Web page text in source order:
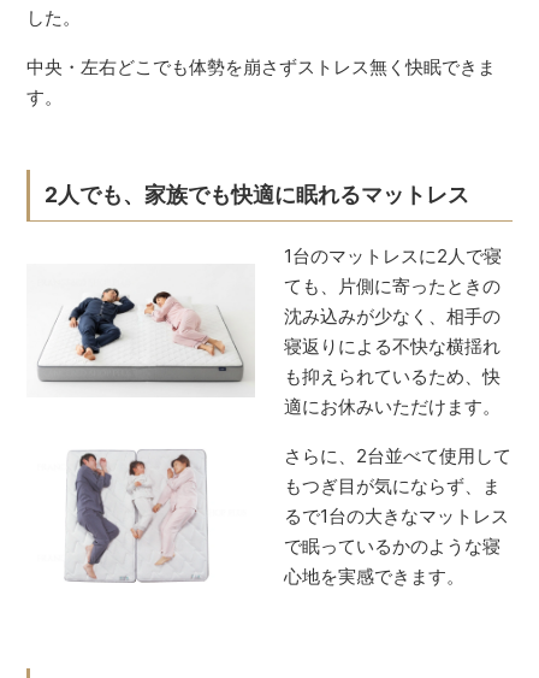
した。
中央・左右どこでも体勢を崩さずストレス無く快眠できま
す。
2人でも、家族でも快適に眠れるマットレス
1台のマットレスに2人で寝
ても、片側に寄ったときの
沈み込みが少なく、相手の
寝返りによる不快な横揺れ
も抑えられているため、快
適にお休みいただけます。
さらに、2台並べて使用して
もつぎ目が気にならず、ま
るで1台の大きなマットレス
で眠っているかのような寝
心地を実感できます。